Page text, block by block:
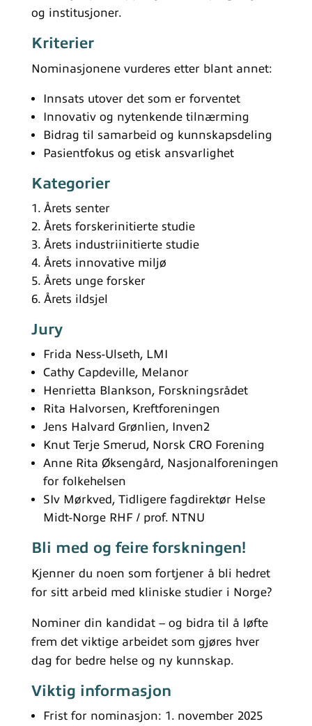
og institusjoner.
Kriterier
Nominasjonene vurderes etter blant annet:
Innsats utover det som er forventet
Innovativ og nytenkende tilnærming
Bidrag til samarbeid og kunnskapsdeling
Pasientfokus og etisk ansvarlighet
Kategorier
Årets senter
Årets forskerinitierte studie
Årets industriinitierte studie
Årets innovative miljø
Årets unge forsker
Årets ildsjel
Jury
Frida Ness-Ulseth, LMI
Cathy Capdeville, Melanor
Henrietta Blankson, Forskningsrådet
Rita Halvorsen, Kreftforeningen
Jens Halvard Grønlien, Inven2
Knut Terje Smerud, Norsk CRO Forening
Anne Rita Øksengård, Nasjonalforeningen
for folkehelsen
SIv Mørkved, Tidligere fagdirektør Helse
Midt-Norge RHF / prof. NTNU
Bli med og feire forskningen!
Kjenner du noen som fortjener å bli hedret
for sitt arbeid med kliniske studier i Norge?
Nominer din kandidat – og bidra til å løfte
frem det viktige arbeidet som gjøres hver
dag for bedre helse og ny kunnskap.
Viktig informasjon
Frist for nominasjon: 1. november 2025